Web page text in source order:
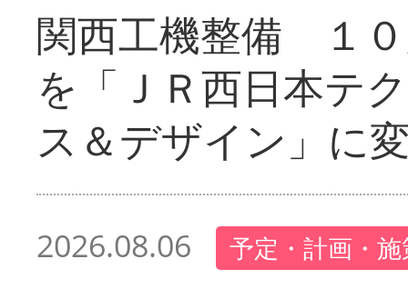
関西工機整備 １
を「ＪＲ西日本テ
ス＆デザイン」に
2026.08.06 予定・計画・